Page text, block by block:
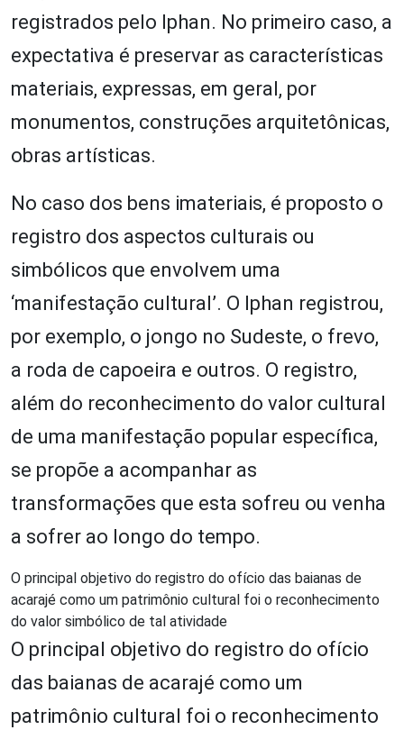
registrados pelo Iphan. No primeiro caso, a
expectativa é preservar as características
materiais, expressas, em geral, por
monumentos, construções arquitetônicas,
obras artísticas.
No caso dos bens imateriais, é proposto o
registro dos aspectos culturais ou
simbólicos que envolvem uma
‘manifestação cultural’. O Iphan registrou,
por exemplo, o jongo no Sudeste, o frevo,
a roda de capoeira e outros. O registro,
além do reconhecimento do valor cultural
de uma manifestação popular específica,
se propõe a acompanhar as
transformações que esta sofreu ou venha
a sofrer ao longo do tempo.
O principal objetivo do registro do ofício das baianas de
acarajé como um patrimônio cultural foi o reconhecimento
do valor simbólico de tal atividade
O principal objetivo do registro do ofício
das baianas de acarajé como um
patrimônio cultural foi o reconhecimento